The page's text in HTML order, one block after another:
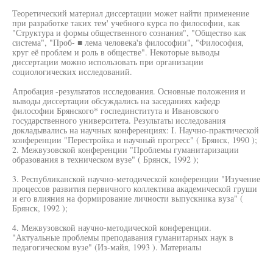
Теоретический материал диссертации может найти применение
при разработке таких тем' учебного курса по философии, как
"Структура и формы общественного сознания", "Общество как
система", "Проб- ■ лема человека'в философии", "Философия,
круг её проблем и роль в обществе". Некоторые выводы
диссертации можно использовать при организации
социологических исследований.
Апробация -результатов исследования. Основные положения и
выводы диссертации обсуждались на заседаниях кафедр
философии Брянского* госпединститута и Ивановского
государственного университета. Результаты исследования
докладывались на научных конференциях: I. Научно-практической
конференции "Перестройка и научный прогресс" ( Брянск, 1990 );
2. Межвузовской конференции "Проблемы гуманитаризации
образования в техническом вузе" ( Брянск, 1992 );
3. Республиканской научно-методической конференции "Изучение
процессов развития первичного коллектива академической груши
и его влияния на формирование личности выпускника вуза" (
Брянск, 1992 );
4. Межвузовской научно-методической конференции.
"Актуальные проблемы преподавания гуманитарных наук в
педагогическом вузе" (Из-майя, 1993 ). Материалы